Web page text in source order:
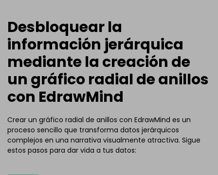
Desbloquear la
información jerárquica
mediante la creación de
un gráfico radial de anillos
con EdrawMind
Crear un gráfico radial de anillos con EdrawMind es un
proceso sencillo que transforma datos jerárquicos
complejos en una narrativa visualmente atractiva. Sigue
estos pasos para dar vida a tus datos: